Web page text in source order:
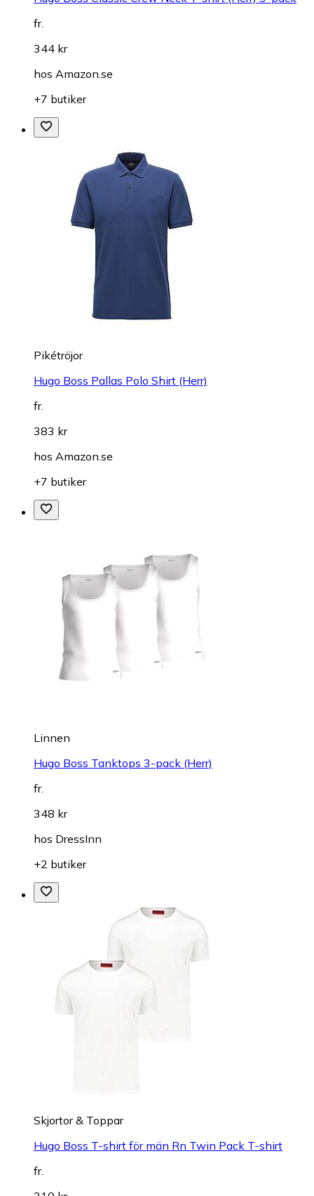
fr.
344 kr
hos Amazon.se
+7 butiker
Pikétröjor
Hugo Boss Pallas Polo Shirt (Herr)
fr.
383 kr
hos Amazon.se
+7 butiker
Linnen
Hugo Boss Tanktops 3-pack (Herr)
fr.
348 kr
hos DressInn
+2 butiker
Skjortor & Toppar
Hugo Boss T-shirt för män Rn Twin Pack T-shirt
fr.